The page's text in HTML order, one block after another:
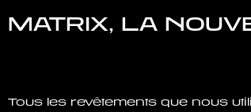
MATRIX, LA
Tous les revêtements que nous